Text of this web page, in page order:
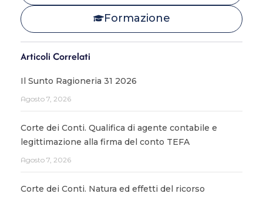
Formazione
Articoli Correlati
Il Sunto Ragioneria 31 2026
Agosto 7, 2026
Corte dei Conti. Qualifica di agente contabile e
legittimazione alla firma del conto TEFA
Agosto 7, 2026
Corte dei Conti. Natura ed effetti del ricorso